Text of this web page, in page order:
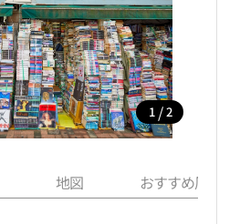
1 / 2
地図 おすすめ周辺